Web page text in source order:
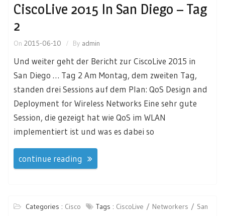
CiscoLive 2015 In San Diego – Tag
2
On 2015-06-10 By admin
Und weiter geht der Bericht zur CiscoLive 2015 in
San Diego … Tag 2 Am Montag, dem zweiten Tag,
standen drei Sessions auf dem Plan: QoS Design and
Deployment for Wireless Networks Eine sehr gute
Session, die gezeigt hat wie QoS im WLAN
implementiert ist und was es dabei so
continue reading
Categories : Cisco Tags : CiscoLive Networkers
San